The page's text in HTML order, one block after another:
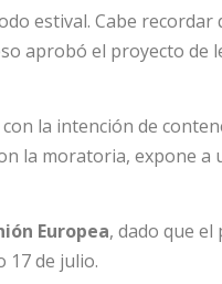
estival. Cabe recordar
aprobó el proyecto de
la intención de
la moratoria, expone
Europea, dado que el
17 de julio.